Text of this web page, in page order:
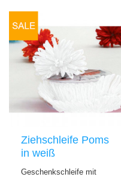
Ziehschleife Poms
in weiß
Geschenkschleife mit